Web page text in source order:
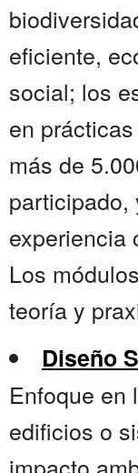
eficiente,
social; los
en
más de
participado,
experiencia
Los
teoría y
Diseño
Enfoque en
edificios o